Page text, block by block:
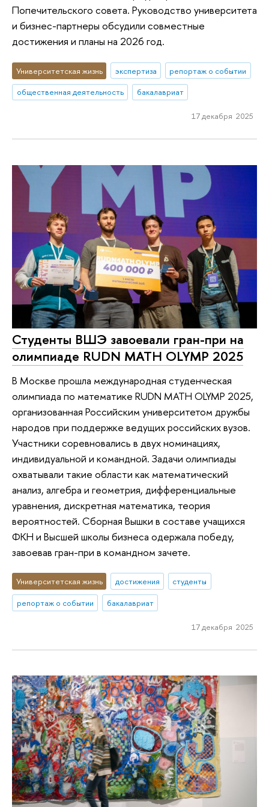
Попечительского совета. Руководство университета
и бизнес-партнеры обсудили совместные
достижения и планы на 2026 год.
Университетская жизнь экспертиза
репортаж о событии
общественная деятельность
бакалавриат
17 декабря 2025
Студенты ВШЭ завоевали гран-при на
олимпиаде RUDN MATH OLYMP 2025
В Москве прошла международная студенческая
олимпиада по математике RUDN MATH OLYMP 2025,
организованная Российским университетом дружбы
народов при поддержке ведущих российских вузов.
Участники соревновались в двух номинациях,
индивидуальной и командной. Задачи олимпиады
охватывали такие области как математический
анализ, алгебра и геометрия, дифференциальные
уравнения, дискретная математика, теория
вероятностей. Сборная Вышки в составе учащихся
ФКН и Высшей школы бизнеса одержала победу,
завоевав гран-при в командном зачете.
Университетская жизнь достижения
студенты
репортаж о событии
бакалавриат
17 декабря 2025